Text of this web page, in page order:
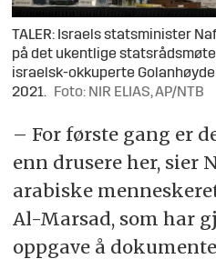
TALER: Israels statsminister
på det ukentlige
israelsk-okkuperte
2021.
Foto: NIR ELIAS, AP/NTB
– For første gang er
enn drusere her, sier
arabiske
Al-Marsad, som har
oppgave å